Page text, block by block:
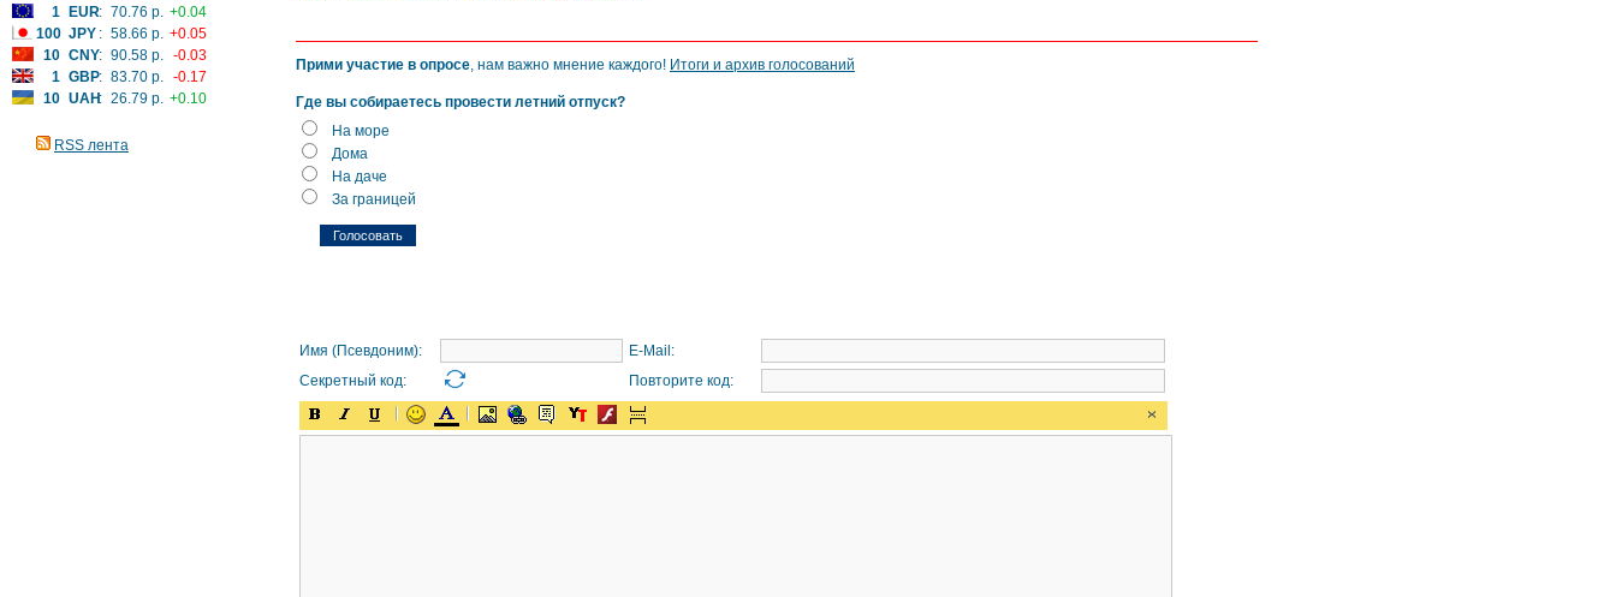
1
EUR: 70.76 р. +0.04
100 JPY : 58.66 р. +0.05
10 CNY: 90.58 р. -0.03
1 GBP: 83.70 р. -0.17
10 UAH: 26.79 р. +0.10
RSS лента
Прими участие в опросе, нам важно мнение каждого! Итоги и архив голосований
Где вы собираетесь провести летний отпуск?
На море
Дома
На даче
За границей
Имя (Псевдоним):
E-Mail:
Секретный код:
Повторите код: